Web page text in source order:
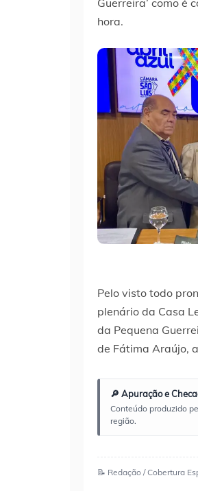
hora.
Pelo visto todo
plenário da Casa
da Pequena
de Fátima Araújo,
🔎 Apuração e
Conteúdo produzido
região.
📝 Redação / Cobertura